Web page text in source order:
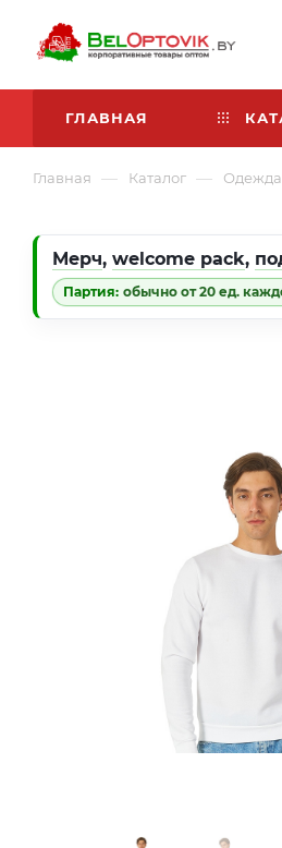
ГЛАВНАЯ
Главная — Каталог — Одежда
Мерч, welcome pack,
Партия: обычно от 20 ед.